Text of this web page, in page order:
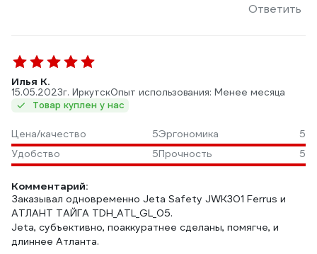
Ответить
Илья К.
15.05.2023г. ИркутскОпыт использования: Менее месяца
Товар куплен у нас
Цена/качество 5Эргономика
5
Удобство
5Прочность 5
Комментарий:
Заказывал одновременно Jeta Safety JWK301 Ferrus и
АТЛАНТ ТАЙГА TDH_ATL_GL_05.
Jeta, субъективно, поаккуратнее сделаны, помягче, и
длиннее Атланта.